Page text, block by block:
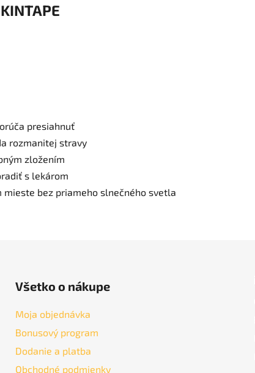
presiahnuť
rozmanitej stravy
zložením
s lekárom
mieste bez priameho slnečného svetla
Všetko o nákupe
Moja objednávka
Bonusový program
Dodanie a platba
Obchodné podmienky